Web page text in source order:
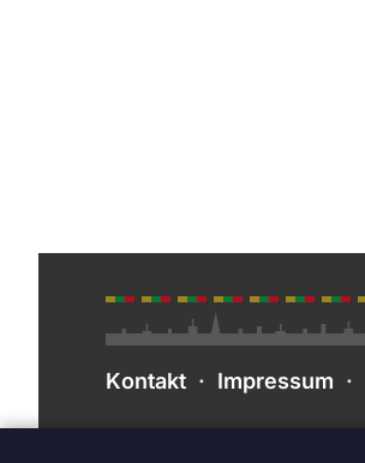
Kontakt · Impressum ·